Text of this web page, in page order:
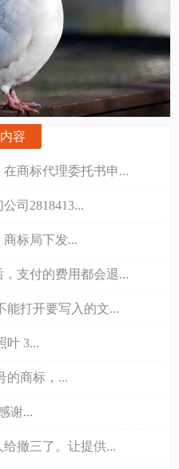
容
商标代理委托书申...
司2818413...
商标局下发...
支付的费用都会退...
能打开要写入的文...
叶 3...
的商标，...
谢...
撤三了。让提供...